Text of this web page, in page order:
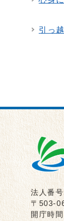
引っ
法人番
〒503-
開庁時